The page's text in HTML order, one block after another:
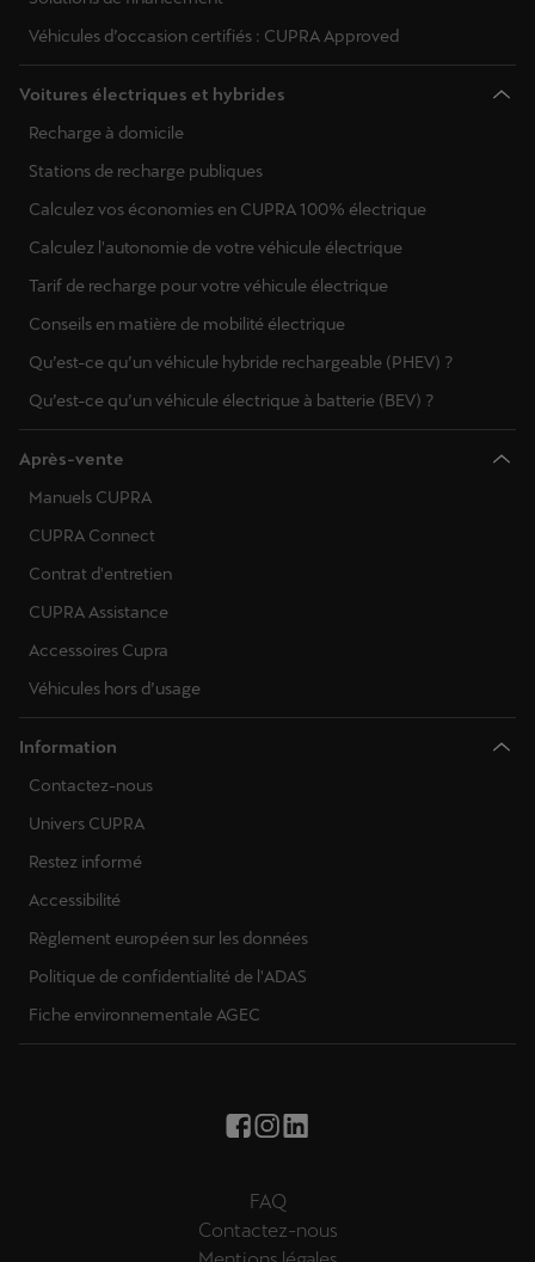
Véhicules d’occasion certifiés : CUPRA Approved
Voitures électriques et hybrides
Recharge à domicile
Stations de recharge publiques
Calculez vos économies en CUPRA 100% électrique
Calculez l'autonomie de votre véhicule électrique
Tarif de recharge pour votre véhicule électrique
Conseils en matière de mobilité électrique
Qu’est-ce qu’un véhicule hybride rechargeable (PHEV) ?
Qu’est-ce qu’un véhicule électrique à batterie (BEV) ?
Après-vente
Manuels CUPRA
CUPRA Connect
Contrat d'entretien
CUPRA Assistance
Accessoires Cupra
Véhicules hors d’usage
Information
Contactez-nous
Univers CUPRA
Restez informé
Accessibilité
Règlement européen sur les données
Politique de confidentialité de l'ADAS
Fiche environnementale AGEC
FAQ
Contactez-nous